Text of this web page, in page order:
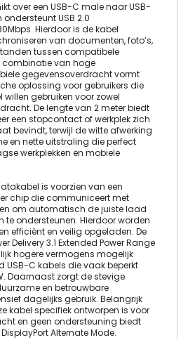
over een USB-C male naar USB-
USB 2.0
Hierdoor is de kabel
van documenten, foto’s,
tussen compatibele
combinatie van hoge
gegevensoverdracht vormt
oplossing voor gebruikers die
willen gebruiken voor zowel
De lengte van 2 meter biedt
een stopcontact of werkplek zich
bevindt, terwijl de witte afwerking
en nette uitstraling die perfect
werkplekken en mobiele
is voorzien van een
chip die communiceert met
om automatisch de juiste laad
te ondersteunen. Hierdoor worden
efficiënt en veilig opgeladen. De
Delivery 3.1 Extended Power Range
hogere vermogens mogelijk
C kabels die vaak beperkt
Daarnaast zorgt de stevige
en betrouwbare
dagelijks gebruik. Belangrijk
kabel specifiek ontworpen is voor
en geen ondersteuning biedt
Alternate Mode.